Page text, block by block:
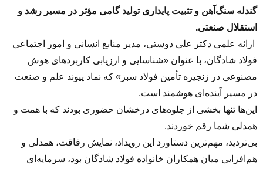
گندله سنگ‌آهن و تثبیت پایداری تولید گامی مؤثر در مسیر رشد و
استقلال صنعتی.
ارائه علمی دکتر علی دوستی، مدیر منابع انسانی و امور اجتماعی
فولاد شادگان، با عنوان «شناسایی و ارزیابی کاربردهای هوش
مصنوعی در زنجیره تأمین فولاد سبز» که نماد پیوند علم و صنعت
در مسیر آینده‌ای هوشمند است.
این‌ها تنها بخشی از جلوه‌های درخشان حضوری بودند که با همت و
همدلی شما رقم خوردند.
بی‌تردید، مهم‌ترین دستاورد این رویداد، نمایش رفاقت، همدلی و
هم‌افزایی میان همکاران خانواده فولاد شادگان بود، سرمایه‌ای